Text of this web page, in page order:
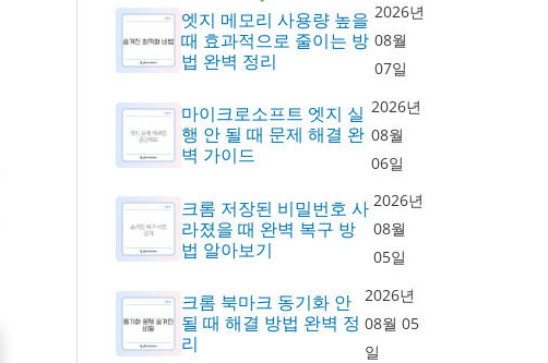
엣지 메모리 사용량 높을
때 효과적으로 줄이는 방
법 완벽 정리
2026년
08월
07일
마이크로소프트 엣지 실
행 안 될 때 문제 해결 완
벽 가이드
2026년
08월
06일
크롬 저장된 비밀번호 사
라졌을 때 완벽 복구 방
법 알아보기
2026년
08월
05일
크롬 북마크 동기화 안
될 때 해결 방법 완벽 정
리
2026년
08월 05
일